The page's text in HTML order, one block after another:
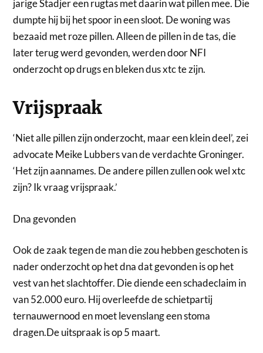
jarige Stadjer een rugtas met daarin wat pillen mee. Die
dumpte hij bij het spoor in een sloot. De woning was
bezaaid met roze pillen. Alleen de pillen in de tas, die
later terug werd gevonden, werden door NFI
onderzocht op drugs en bleken dus xtc te zijn.
Vrijspraak
‘Niet alle pillen zijn onderzocht, maar een klein deel’, zei
advocate Meike Lubbers van de verdachte Groninger.
‘Het zijn aannames. De andere pillen zullen ook wel xtc
zijn? Ik vraag vrijspraak.’
Dna gevonden
Ook de zaak tegen de man die zou hebben geschoten is
nader onderzocht op het dna dat gevonden is op het
vest van het slachtoffer. Die diende een schadeclaim in
van 52.000 euro. Hij overleefde de schietpartij
ternauwernood en moet levenslang een stoma
dragen.De uitspraak is op 5 maart.